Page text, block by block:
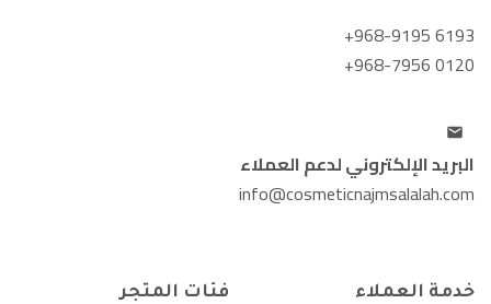
+968-9195 6193
+968-7956 0120
البريد الإلكتروني لدعم العملاء
info@cosmeticnajmsalalah.com
خدمة العملاء فئات المتجر